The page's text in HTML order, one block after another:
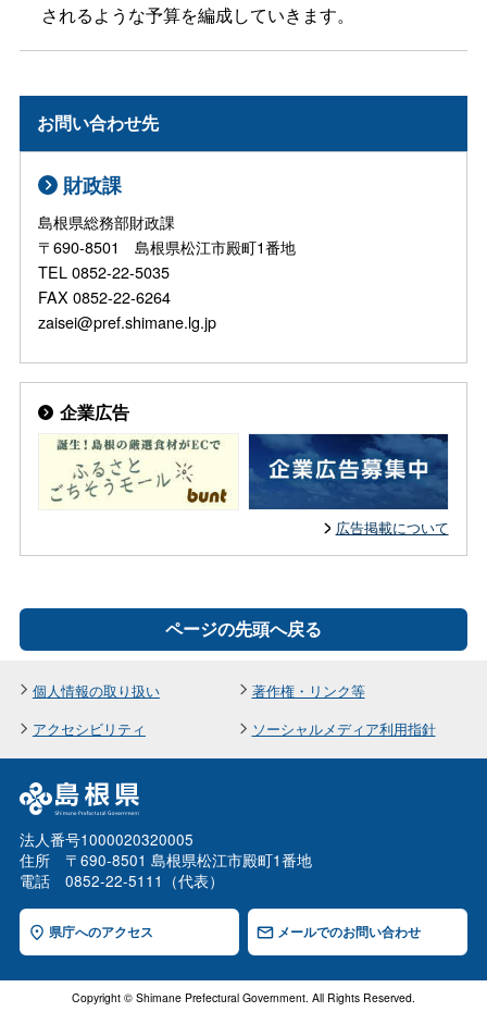
されるような予算を編成していきます。
お問い合わせ先
財政課
島根県総務部財政課
〒690-8501 島根県松江市殿町1番地
TEL 0852-22-5035
FAX 0852-22-6264
zaisei@pref.shimane.lg.jp
企業広告
広告掲載について
ページの先頭へ戻る
個人情報の取り扱い
著作権・リンク等
アクセシビリティ
ソーシャルメディア利用指針
法人番号1000020320005
住所 〒690-8501 島根県松江市殿町1番地
電話 0852-22-5111（代表）
県庁へのアクセス メールでのお問い合わせ
Copyright © Shimane Prefectural Government. All Rights Reserved.